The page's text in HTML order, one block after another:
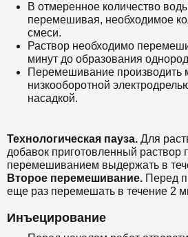
В отмеренное количество
перемешивая, необходимое
смеси.
Раствор необходимо
минут до образования
Перемешивание производить
низкооборотной
насадкой.
Технологическая пауза. Для
добавок приготовленный раствор
перемешиванием выдержать в
Второе перемешивание. Перед
еще раз перемешать в течение 2
Инъецирование